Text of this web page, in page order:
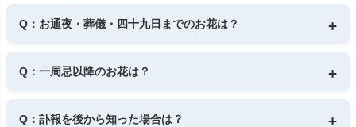
お花は15,000円〜20,000円程度です。
Q：お通夜・葬儀・四十九日までのお花は？
もグリーン色）
グリーンの差し色は問題なく、日持ちするお花が喜ばれます。
Q：一周忌以降のお花は？
ても構わないとするのが一般的です。
Q：訃報を後から知った場合は？